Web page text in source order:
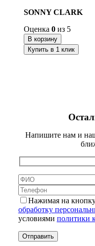
SONNY CLARK
Оценка 0 из 5
В корзину
Купить в 1 клик
Напишите нам и
Нажимая на
обработку
условиями политики